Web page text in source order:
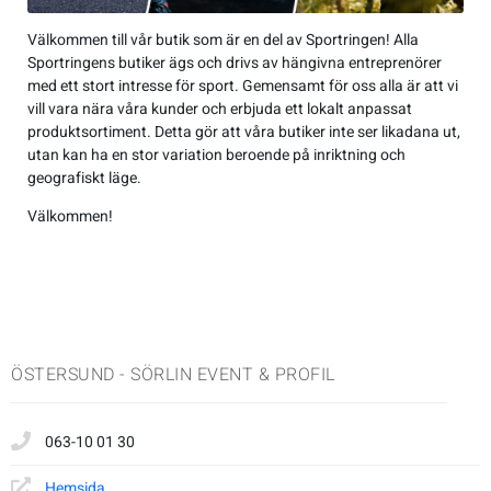
Jackor
Overaller
Regnkläder
T-shirts & linnen
Kängor
Sneakers
Övrigt
Lek & spel
Sporttillbehör
Väskor
Accessoarer
Byxor
Jackor
Regnkläder
Sneakers
Träningsskor
Walkingskor
Cykelskor
Friluftstillbehör
Glasögon
Handskar
Hjälmar
Accessoarer
Byxor
Jackor
Regnkläder
Träningsskor
Walkingskor
Cykelskor
Gummistövlar
Friluftstillbehör
Glasögon
Handskar
Hjälmar
Simning
Squash
Alpint
Badminton
Välkommen till vår butik som är en del av Sportringen! Alla
Sportringens butiker ägs och drivs av hängivna entreprenörer
med ett stort intresse för sport. Gemensamt för oss alla är att vi
vill vara nära våra kunder och erbjuda ett lokalt anpassat
produktsortiment. Detta gör att våra butiker inte ser likadana ut,
utan kan ha en stor variation beroende på inriktning och
geografiskt läge.
Välkommen!
ÖSTERSUND - SÖRLIN EVENT & PROFIL
063-10 01 30